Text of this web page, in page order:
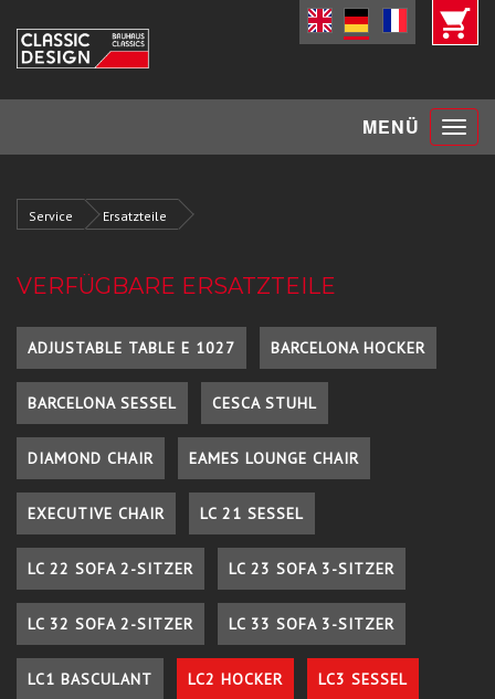
MENÜ Toggle
Service Ersatzteile
VERFÜGBARE ERSATZTEILE
ADJUSTABLE TABLE E 1027 BARCELONA HOCKER
BARCELONA SESSEL CESCA STUHL
DIAMOND CHAIR EAMES LOUNGE CHAIR
EXECUTIVE CHAIR LC 21 SESSEL
LC 22 SOFA 2-SITZER LC 23 SOFA 3-SITZER
LC 32 SOFA 2-SITZER LC 33 SOFA 3-SITZER
LC1 BASCULANT LC2 HOCKER LC3 SESSEL